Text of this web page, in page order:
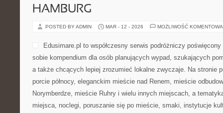
HAMBURG
POSTED BY ADMIN MAR - 12 - 2026 MOŻLIWOŚĆ
Edusimare.pl to współczesny serwis podróżniczy
sobie kompendium dla osób planujących wypad, szukających
a także chcących lepiej zrozumieć lokalne zwyczaje. Na stronie
porcie północy, eleganckim mieście nad Renem, mieście
Norymberdze, mieście Ruhry i wielu innych miejscach, a
miejsca, noclegi, poruszanie się po mieście, smaki, instytucje